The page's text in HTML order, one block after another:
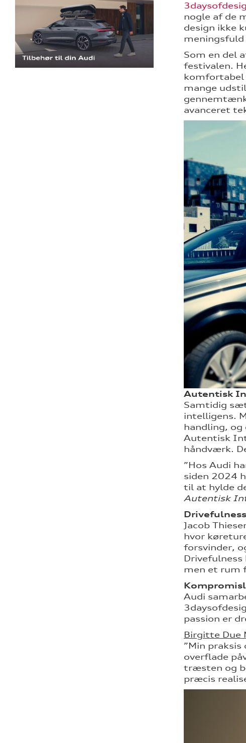
nogle af de
design ikke
Som en del
festivalen.
komfortabel
mange
avanceret
Autentisk
Samtidig
intelligens.
handling,
Autentisk
håndværk.
”Hos Audi
siden 2024
til at hylde
Autentisk
Jacob
hvor
forsvinder,
men et rum
Audi
passion er
Birgitte Due
”Min
overflade
træsten og
præcis